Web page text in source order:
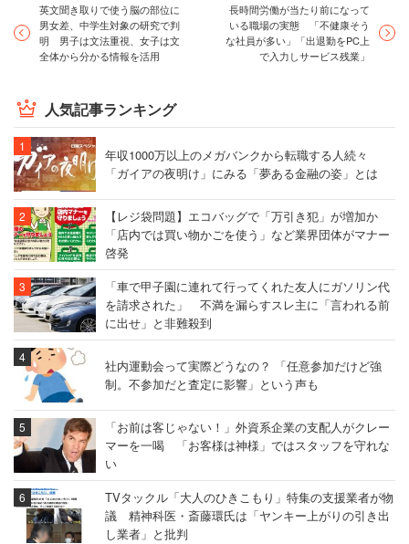
英文聞き取りで使う脳の部位に
男女差、中学生対象の研究で判
明 男子は文法重視、女子は文
全体から分かる情報を活用
長時間労働が当たり前になって
いる職場の実態 「不健康そう
な社員が多い」「出退勤をPC上
で入力しサービス残業」
人気記事ランキング
年収1000万以上のメガバンクから転職する人続々
「ガイアの夜明け」にみる「夢ある金融の姿」とは
【レジ袋問題】エコバッグで「万引き犯」が増加か
「店内では買い物かごを使う」など業界団体がマナー
啓発
「車で甲子園に連れて行ってくれた友人にガソリン代
を請求された」 不満を漏らすスレ主に「言われる前
に出せ」と非難殺到
社内運動会って実際どうなの？ 「任意参加だけど強
制。不参加だと査定に影響」という声も
「お前は客じゃない！」外資系企業の支配人がクレー
マーを一喝 「お客様は神様」ではスタッフを守れな
い
TVタックル「大人のひきこもり」特集の支援業者が物
議 精神科医・斎藤環氏は「ヤンキー上がりの引き出
し業者」と批判